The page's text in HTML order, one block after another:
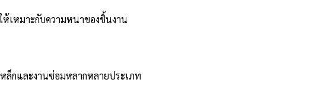
ห้เหมาะกับความหนาของชิ้นงาน
ล็กและงานซ่อมหลากหลายประเภท